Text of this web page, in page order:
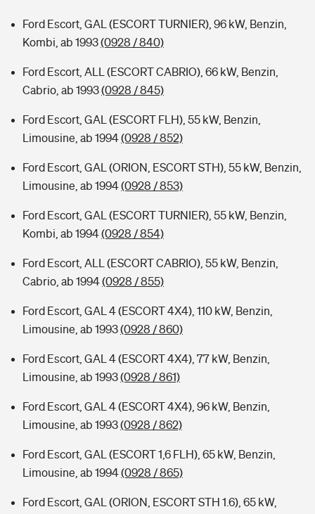
Ford Escort, GAL (ESCORT TURNIER), 96 kW, Benzin,
Kombi, ab 1993(0928 / 840)
Ford Escort, ALL (ESCORT CABRIO), 66 kW, Benzin,
Cabrio, ab 1993(0928 / 845)
Ford Escort, GAL (ESCORT FLH), 55 kW, Benzin,
Limousine, ab 1994(0928 / 852)
Ford Escort, GAL (ORION, ESCORT STH), 55 kW, Benzin,
Limousine, ab 1994(0928 / 853)
Ford Escort, GAL (ESCORT TURNIER), 55 kW, Benzin,
Kombi, ab 1994(0928 / 854)
Ford Escort, ALL (ESCORT CABRIO), 55 kW, Benzin,
Cabrio, ab 1994(0928 / 855)
Ford Escort, GAL 4 (ESCORT 4X4), 110 kW, Benzin,
Limousine, ab 1993(0928 / 860)
Ford Escort, GAL 4 (ESCORT 4X4), 77 kW, Benzin,
Limousine, ab 1993(0928 / 861)
Ford Escort, GAL 4 (ESCORT 4X4), 96 kW, Benzin,
Limousine, ab 1993(0928 / 862)
Ford Escort, GAL (ESCORT 1,6 FLH), 65 kW, Benzin,
Limousine, ab 1994(0928 / 865)
Ford Escort, GAL (ORION, ESCORT STH 1.6), 65 kW,